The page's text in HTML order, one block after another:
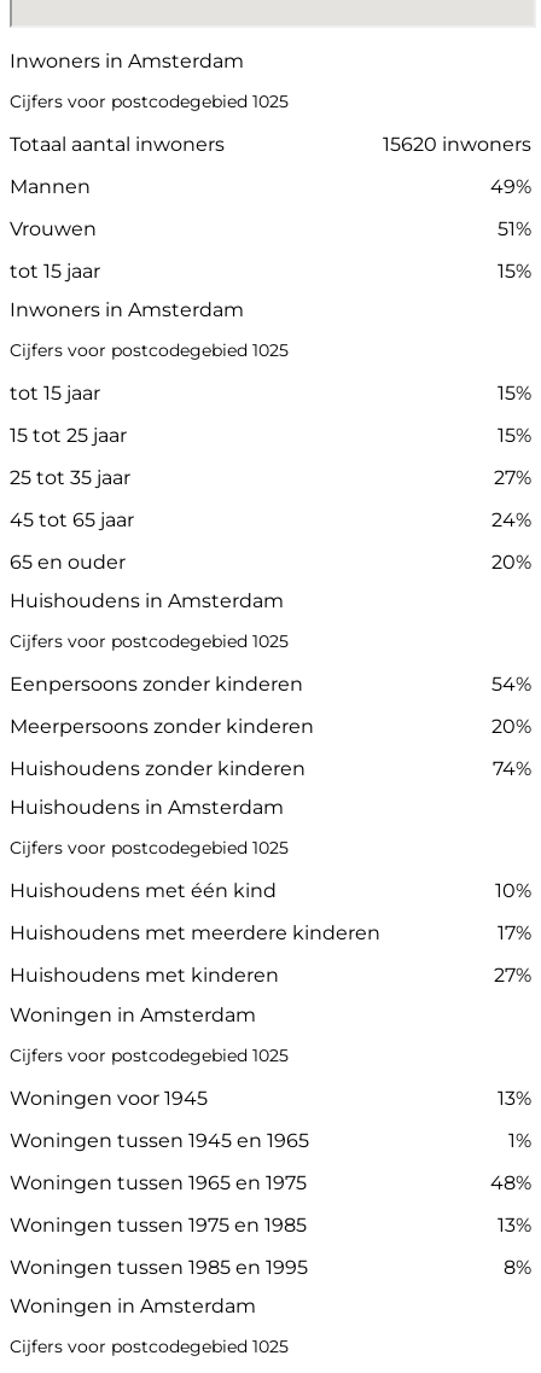
Inwoners in Amsterdam
Cijfers voor postcodegebied 1025
Totaal aantal inwoners
15620 inwoners
Mannen
49%
Vrouwen
51%
tot 15 jaar
15%
Inwoners in Amsterdam
Cijfers voor postcodegebied 1025
tot 15 jaar
15%
15 tot 25 jaar
15%
25 tot 35 jaar
27%
45 tot 65 jaar
24%
65 en ouder
20%
Huishoudens in Amsterdam
Cijfers voor postcodegebied 1025
Eenpersoons zonder kinderen
54%
Meerpersoons zonder kinderen
20%
Huishoudens zonder kinderen
74%
Huishoudens in Amsterdam
Cijfers voor postcodegebied 1025
Huishoudens met één kind
10%
Huishoudens met meerdere kinderen
17%
Huishoudens met kinderen
27%
Woningen in Amsterdam
Cijfers voor postcodegebied 1025
Woningen voor 1945
13%
Woningen tussen 1945 en 1965
1%
Woningen tussen 1965 en 1975
48%
Woningen tussen 1975 en 1985
13%
Woningen tussen 1985 en 1995
8%
Woningen in Amsterdam
Cijfers voor postcodegebied 1025